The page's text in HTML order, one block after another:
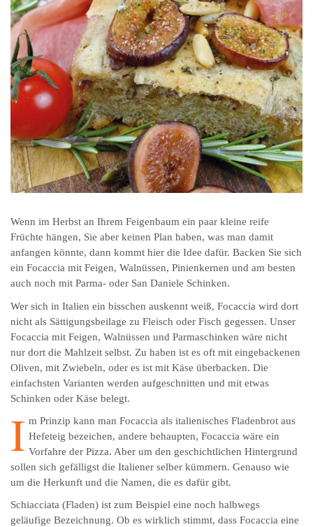
Wenn im Herbst an Ihrem Feigenbaum ein paar kleine reife
Früchte hängen, Sie aber keinen Plan haben, was man damit
anfangen könnte, dann kommt hier die Idee dafür. Backen Sie sich
ein Focaccia mit Feigen, Walnüssen, Pinienkernen und am besten
auch noch mit Parma- oder San Daniele Schinken.
Wer sich in Italien ein bisschen auskennt weiß, Focaccia wird dort
nicht als Sättigungsbeilage zu Fleisch oder Fisch gegessen. Unser
Focaccia mit Feigen, Walnüssen und Parmaschinken wäre nicht
nur dort die Mahlzeit selbst. Zu haben ist es oft mit eingebackenen
Oliven, mit Zwiebeln, oder es ist mit Käse überbacken. Die
einfachsten Varianten werden aufgeschnitten und mit etwas
Schinken oder Käse belegt.
I m Prinzip kann man Focaccia als italienisches Fladenbrot aus
Hefeteig bezeichen, andere behaupten, Focaccia wäre ein
Vorfahre der Pizza. Aber um den geschichtlichen Hintergrund
sollen sich gefälligst die Italiener selber kümmern. Genauso wie
um die Herkunft und die Namen, die es dafür gibt.
Schiacciata (Fladen) ist zum Beispiel eine noch halbwegs
geläufige Bezeichnung. Ob es wirklich stimmt, dass Focaccia eine